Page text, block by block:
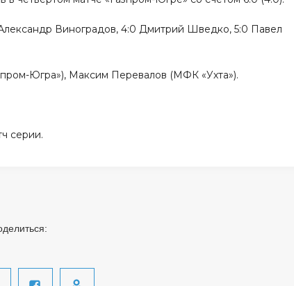
Виноградов, 4:0 Дмитрий Шведко, 5:0 Павел
Югра»), Максим Перевалов (МФК «Ухта»).
серии.